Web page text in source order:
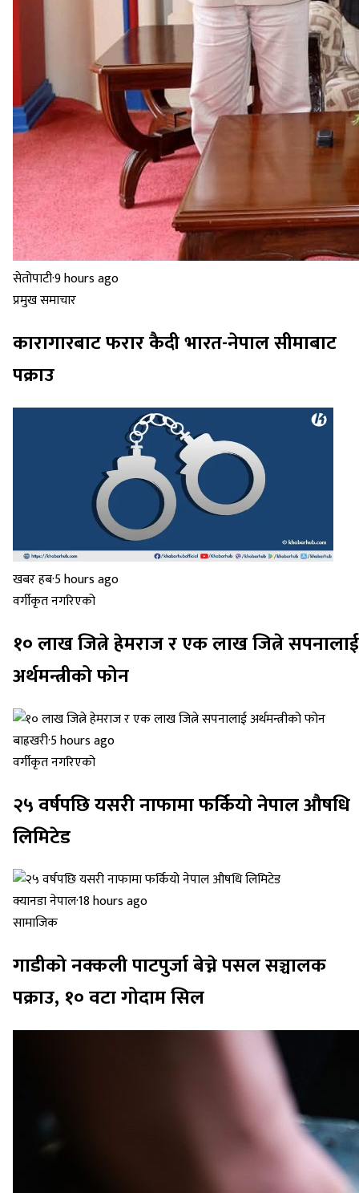
सेतोपाटी·9 hours ago
प्रमुख समाचार
कारागारबाट फरार कैदी भारत-नेपाल सीमाबाट
पक्राउ
खबर हब·5 hours ago
वर्गीकृत नगरिएको
१० लाख जित्ने हेमराज र एक लाख जित्ने सपनालाई
अर्थमन्त्रीको फोन
बाह्रखरी·5 hours ago
वर्गीकृत नगरिएको
२५ वर्षपछि यसरी नाफामा फर्कियो नेपाल औषधि
लिमिटेड
क्यानडा नेपाल·18 hours ago
सामाजिक
गाडीको नक्कली पाटपुर्जा बेच्ने पसल सञ्चालक
पक्राउ, १० वटा गोदाम सिल